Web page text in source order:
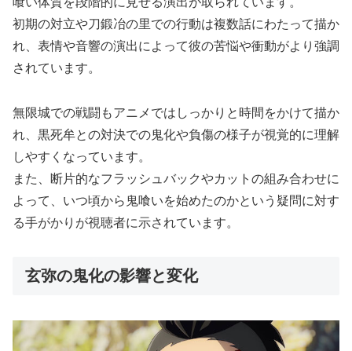
初期の対立や刀鍛冶の里での行動は複数話にわたって描か
れ、表情や音響の演出によって彼の苦悩や衝動がより強調
されています。
無限城での戦闘もアニメではしっかりと時間をかけて描か
れ、黒死牟との対決での鬼化や負傷の様子が視覚的に理解
しやすくなっています。
また、断片的なフラッシュバックやカットの組み合わせに
よって、いつ頃から鬼喰いを始めたのかという疑問に対す
る手がかりが視聴者に示されています。
玄弥の鬼化の影響と変化